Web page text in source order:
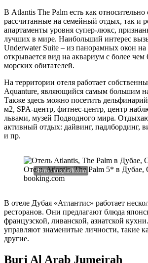
В Atlantis The Palm есть как
рассчитанные на семейный отдых, так и
апартаменты уровня супер-люкс,
лучших в мире. Наибольший интерес
Underwater Suite – из панорамных окон
открывается вид на аквариум с более чем
морских обитателей.
На территории отеля работает
Aquanture, являющийся самым большим
Также здесь можно посетить
м2, SPA-центр, фитнес-центр, центр
львами, музей Подводного мира.
активный отдых: дайвинг, падлбординг,
и пр.
Отель Atlantis, The Palm 5* в
booking.com
В отеле Дубая «Атлантис» работает
ресторанов. Они предлагают блюда
французской, ливанской, азиатской
управляют знаменитые личности, такие
другие.
Burj Al Arab Jumeirah